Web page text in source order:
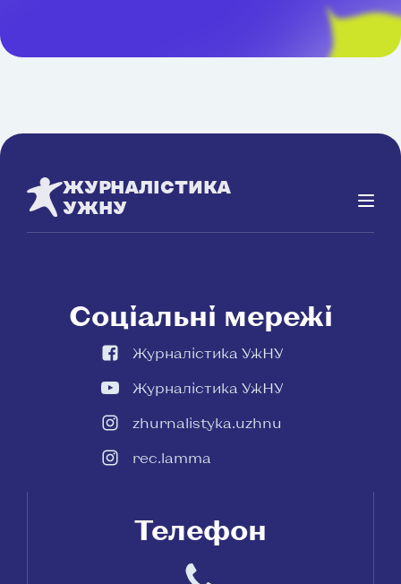
ЖУРНАЛІСТИКА
УЖНУ
Соціальні мережі
Журналістика УжНУ
Журналістика УжНУ
zhurnalistyka.uzhnu
rec.lamma
Телефон